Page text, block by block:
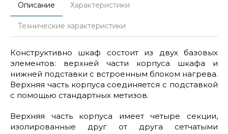
Описание Характеристики
Технические характеристики
Конструктивно шкаф состоит из двух базовых
элементов: верхней части корпуса шкафа и
нижней подставки с встроенным блоком нагрева.
Верхняя часть корпуса соединяется с подставкой
с помощью стандартных метизов.
Верхняя часть корпуса имеет четыре секции,
изолированные друг от друга сетчатыми